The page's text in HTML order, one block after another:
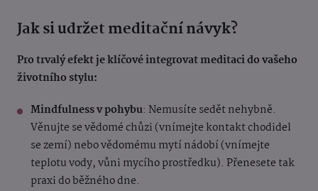
Jak si udržet meditační návyk?
Pro trvalý efekt je klíčové integrovat meditaci do vašeho
životního stylu:
Mindfulness v pohybu: Nemusíte sedět nehybně.
Věnujte se vědomé chůzi (vnímejte kontakt chodidel
se zemí) nebo vědomému mytí nádobí (vnímejte
teplotu vody, vůni mycího prostředku). Přenesete tak
praxi do běžného dne.